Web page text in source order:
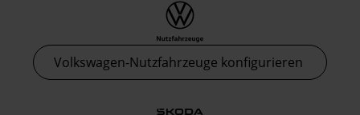
Volkswagen-Nutzfahrzeuge konfigurieren